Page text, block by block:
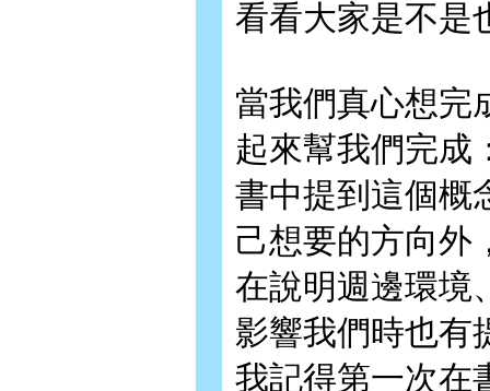
看看大家是不是
當我們真心想完
起來幫我們完成
書中提到這個概
己想要的方向外
在說明週邊環境
影響我們時也有
我記得第一次在